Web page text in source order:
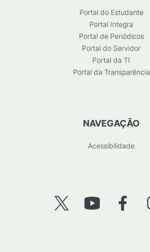
Portal do Estudante
Portal Integra
Portal de Periódicos
Portal do Servidor
Portal da TI
Portal da Transparência
NAVEGAÇÃO
Acessibilidade